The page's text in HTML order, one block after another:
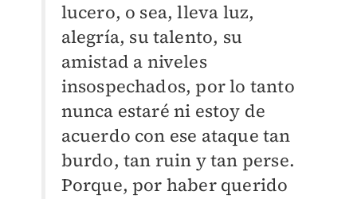
lucero, o sea, lleva luz,
alegría, su talento, su
amistad a niveles
insospechados, por lo tanto
nunca estaré ni estoy de
acuerdo con ese ataque tan
burdo, tan ruin y tan perse.
Porque, por haber querido